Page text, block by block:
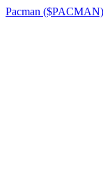
Pacman